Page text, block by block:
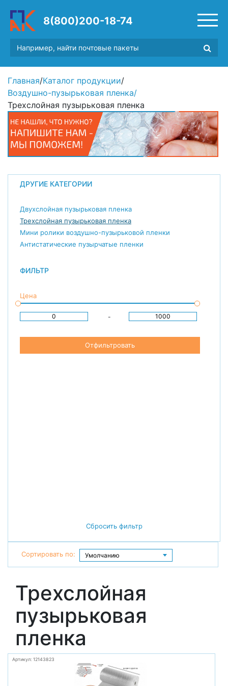
8(800)200-18-74
Главная/Каталог продукции/
Воздушно-пузырьковая пленка/
Трехслойная пузырьковая пленка
ДРУГИЕ КАТЕГОРИИ
Двухслойная пузырьковая пленка
Трехслойная пузырьковая пленка
Мини ролики воздушно-пузырьковой пленки
Антистатические пузырчатые пленки
ФИЛЬТР
Цена
-
Отфильтровать
Сбросить фильтр
Сортировать по:
Трехслойная
пузырьковая
пленка
Артикул: 12143823